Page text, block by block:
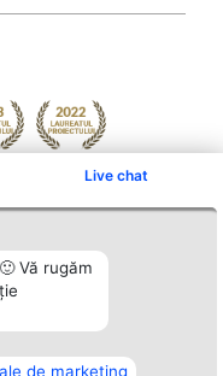
Live chat
Vă rugăm
de marketing
Arată mai multe >>